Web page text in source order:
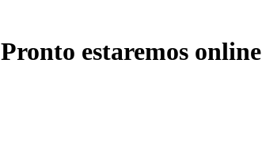
Pronto estaremos online